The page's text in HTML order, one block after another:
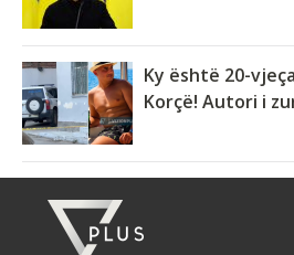
Ky është 20-
Korçë! Autori i